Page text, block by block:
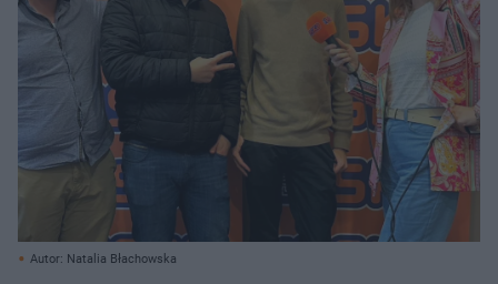
Autor: Natalia Błachowska